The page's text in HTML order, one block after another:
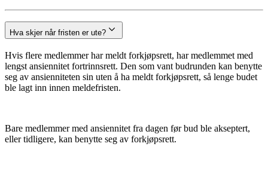
Hva skjer når fristen er ute?
Hvis flere medlemmer har meldt forkjøpsrett, har medlemmet med
lengst ansiennitet fortrinnsrett. Den som vant budrunden kan benytte
seg av ansienniteten sin uten å ha meldt forkjøpsrett, så lenge budet
ble lagt inn innen meldefristen.
Bare medlemmer med ansiennitet fra dagen før bud ble akseptert,
eller tidligere, kan benytte seg av forkjøpsrett.